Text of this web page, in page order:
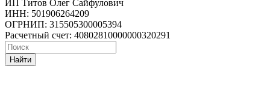
ИП Титов Олег Сайфулович
ИНН: 501906264209
ОГРНИП: 315505300005394
Расчетный счет: 40802810000000320291
Найти